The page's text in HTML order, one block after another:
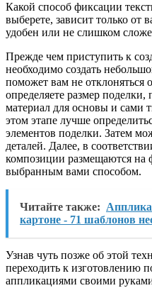
Какой способ фиксации
выберете, зависит только от
удобен или не слишком
Прежде чем приступить к
необходимо создать
поможет вам не отклоняться
определяете размер
материал для основы и сами
этом этапе лучше
элементов поделки. Затем
деталей. Далее, в
композиции размещаются на
выбранным вами способом.
Читайте также:
картоне - 71 шаблонов
Узнав чуть позже об этой
переходить к изготовлению
аппликациями своими